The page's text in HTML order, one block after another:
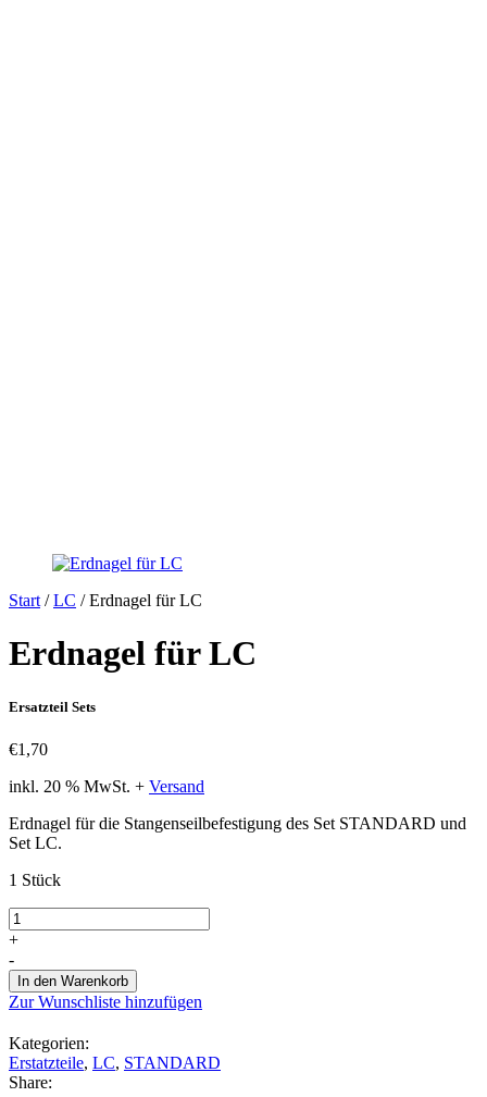
Start /LC / Erdnagel für LC
Erdnagel für LC
Ersatzteil Sets
€1,70
inkl. 20 % MwSt. + Versand
Erdnagel für die Stangenseilbefestigung des Set STANDARD und
Set LC.
1 Stück
Erdnagel
für
Menge
+
-
In den Warenkorb
Zur Wunschliste hinzufügen
Kategorien:
Erstatzteile, LC, STANDARD
Share: